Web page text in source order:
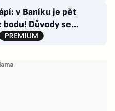
v Baníku je pět
bodu! Důvody se
trenérů